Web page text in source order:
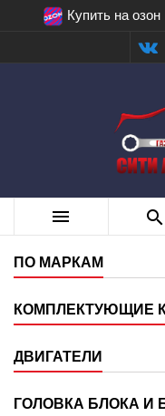
Купить на озон
 
ПО МАРКАМ
КОМПЛЕКТУЮЩИЕ
ДВИГАТЕЛИ
ГОЛОВКА БЛОКА И